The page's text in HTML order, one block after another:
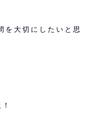
大切にしたいと思